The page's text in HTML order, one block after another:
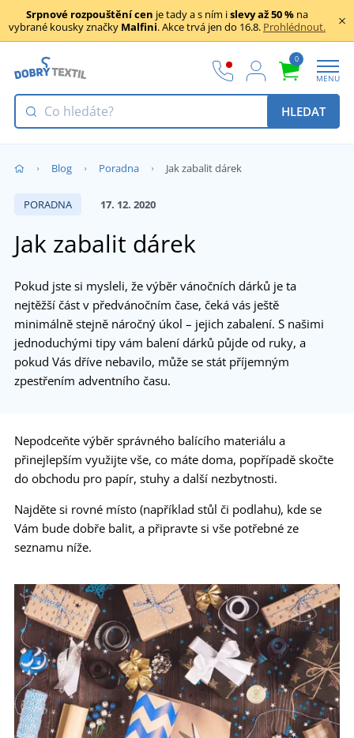
Srpnové rozpouštění cen je tady a s ním islevy až 50 % na
vybrané kousky značky Malfini. Akce trvá jen do 16.8. Prohlédnout.
0
MENU
HLEDAT
Blog Poradna Jak zabalit dárek
PORADNA 17. 12. 2020
Jak zabalit dárek
Pokud jste si mysleli, že výběr vánočních dárků je ta
nejtěžší část v předvánočním čase, čeká vás ještě
minimálně stejně náročný úkol – jejich zabalení. S našimi
jednoduchými tipy vám balení dárků půjde od ruky, a
pokud Vás dříve nebavilo, může se stát příjemným
zpestřením adventního času.
Nepodceňte výběr správného balícího materiálu a
přinejlepším využijte vše, co máte doma, popřípadě skočte
do obchodu pro papír, stuhy a další nezbytnosti.
Najděte si rovné místo (například stůl či podlahu), kde se
Vám bude dobře balit, a připravte si vše potřebné ze
seznamu níže.